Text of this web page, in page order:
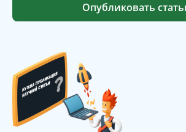
Опубликовать